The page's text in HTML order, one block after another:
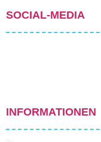
SOCIAL-MEDIA
INFORMATIONEN